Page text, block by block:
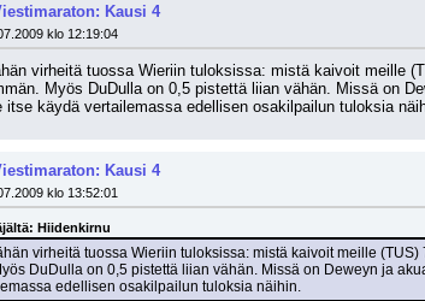
Kausi 4
klo 12:19:04
virheitä tuossa Wieriin tuloksissa: mistä kaivoit meille
Myös DuDulla on 0,5 pistettä liian vähän. Missä on
itse käydä vertailemassa edellisen osakilpailun tuloksia
Kausi 4
klo 13:52:01
Hiidenkirnu
virheitä tuossa Wieriin tuloksissa: mistä kaivoit meille
DuDulla on 0,5 pistettä liian vähän. Missä on Deweyn ja
edellisen osakilpailun tuloksia näihin.